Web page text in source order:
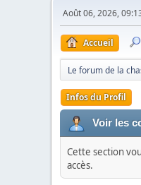
Août 06, 2026,
Accueil
Le forum de la
Infos du Profil
Voir les
Cette section
accès.